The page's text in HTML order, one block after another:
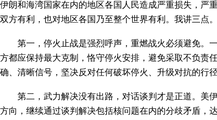
伊朗和海湾国家在内的地区各国人民造成严重损失，严
双方有利，也对地区各国乃至整个世界有利。我讲三点
第一，停火止战是强烈呼声，重燃战火必须避免。
方都应保持最大克制，恪守停火安排，避免采取不负责
确、清晰信号，坚决反对任何破坏停火、升级对抗的行
第二，武力解决没有出路，对话谈判才是正道。美
方向，继续通过谈判解决包括核问题在内的分歧矛盾，